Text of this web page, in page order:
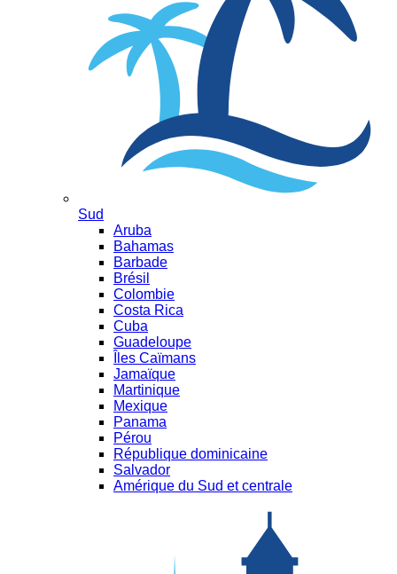
Sud
Aruba
Bahamas
Barbade
Brésil
Colombie
Costa Rica
Cuba
Guadeloupe
Îles Caïmans
Jamaïque
Martinique
Mexique
Panama
Pérou
République dominicaine
Salvador
Amérique du Sud et centrale